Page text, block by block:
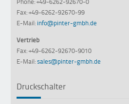
Fax: +49-6262-92670-99
E-Mail: info@pinter-gmbh.de
Vertrieb
Fax: +49-6262-92670-9010
E-Mail:sales@pinter-gmbh.de
Druckschalter